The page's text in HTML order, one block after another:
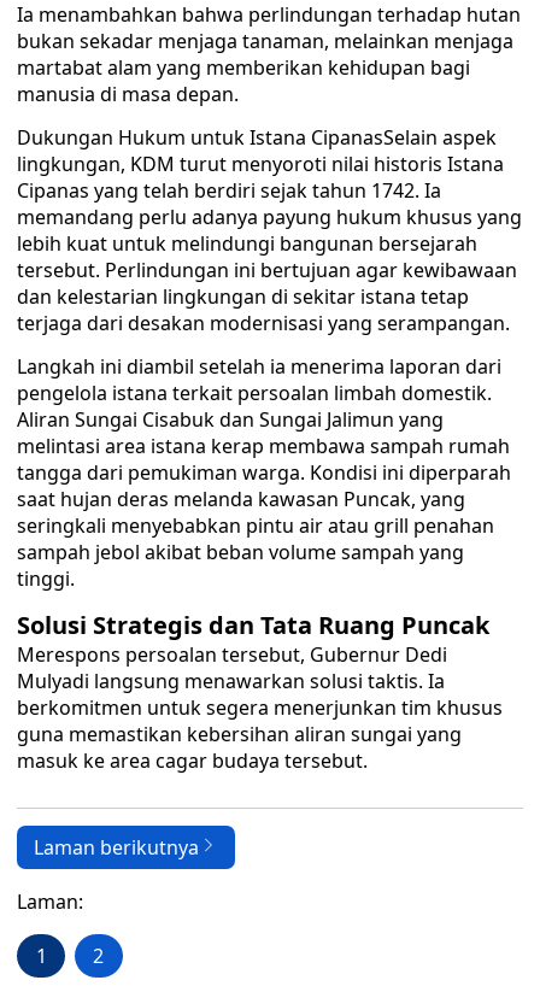
​Ia menambahkan bahwa perlindungan terhadap hutan
bukan sekadar menjaga tanaman, melainkan menjaga
martabat alam yang memberikan kehidupan bagi
manusia di masa depan.
​Dukungan Hukum untuk Istana Cipanas​Selain aspek
lingkungan, KDM turut menyoroti nilai historis Istana
Cipanas yang telah berdiri sejak tahun 1742. Ia
memandang perlu adanya payung hukum khusus yang
lebih kuat untuk melindungi bangunan bersejarah
tersebut. Perlindungan ini bertujuan agar kewibawaan
dan kelestarian lingkungan di sekitar istana tetap
terjaga dari desakan modernisasi yang serampangan.
​Langkah ini diambil setelah ia menerima laporan dari
pengelola istana terkait persoalan limbah domestik.
Aliran Sungai Cisabuk dan Sungai Jalimun yang
melintasi area istana kerap membawa sampah rumah
tangga dari pemukiman warga. Kondisi ini diperparah
saat hujan deras melanda kawasan Puncak, yang
seringkali menyebabkan pintu air atau grill penahan
sampah jebol akibat beban volume sampah yang
tinggi.
​Solusi Strategis dan Tata Ruang Puncak
Merespons persoalan tersebut, Gubernur Dedi
Mulyadi langsung menawarkan solusi taktis. Ia
berkomitmen untuk segera menerjunkan tim khusus
guna memastikan kebersihan aliran sungai yang
masuk ke area cagar budaya tersebut.
Laman berikutnya
Laman:
1 2